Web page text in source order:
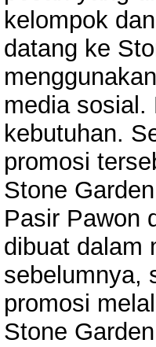
kelompok
datang ke
media sosial.
kebutuhan.
promosi
Stone
Pasir Pawon
dibuat dalam
sebelumnya,
promosi
Stone